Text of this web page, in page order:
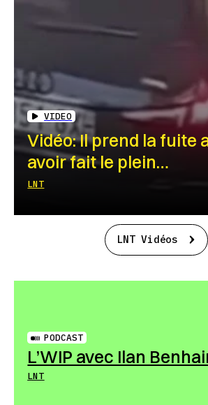
VIDEO
Vidéo: Il prend la fuite
avoir fait le plein…
LNT
LNT Vidéos
PODCAST
L’WIP avec Ilan
LNT